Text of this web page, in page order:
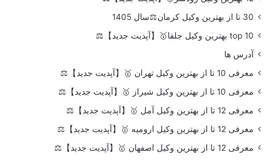
30 تا از بهترین وکیل کرمان⚖️سال 1405
top 10 بهترین وکیل جلفا🥇【آپدیت جدید】⚖️
آدرس ها
معرفی 10 تا از بهترین وکیل تهران 🥇【آپدیت جدید】⚖️
معرفی 10 تا از بهترین وکیل شیراز 🥇【آپدیت جدید】⚖️
معرفی 12 تا از بهترین وکیل آمل 🥇【آپدیت جدید】⚖️
معرفی 12 تا از بهترین وکیل ارومیه 🥇【آپدیت جدید】⚖️
معرفی 12 تا از بهترین وکیل اصفهان 🥇【آپدیت جدید】⚖️